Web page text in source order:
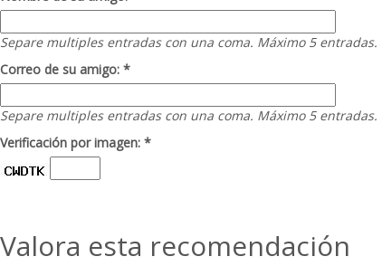
Separe multiples entradas con una coma. Máximo 5 entradas.
Correo de su amigo: *
Separe multiples entradas con una coma. Máximo 5 entradas.
Verificación por imagen: *
Valora esta recomendación